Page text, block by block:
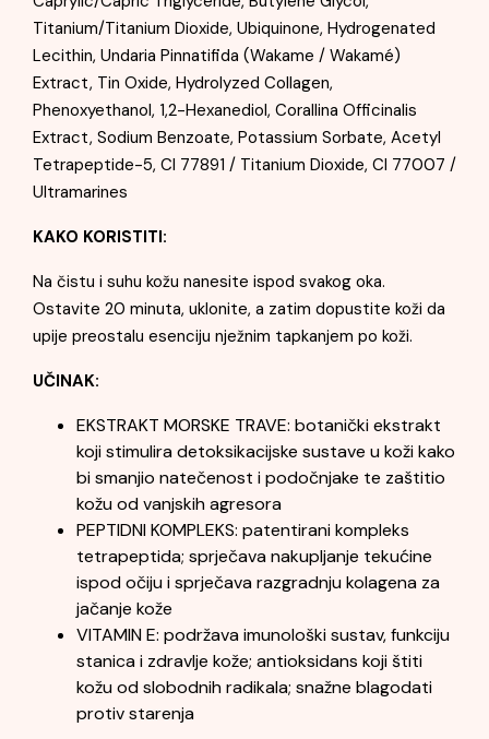
Titanium/Titanium Dioxide, Ubiquinone, Hydrogenated
Lecithin, Undaria Pinnatifida (Wakame / Wakamé)
Extract, Tin Oxide, Hydrolyzed Collagen,
Phenoxyethanol, 1,2-Hexanediol, Corallina Officinalis
Extract, Sodium Benzoate, Potassium Sorbate, Acetyl
Tetrapeptide-5, CI 77891 / Titanium Dioxide, CI 77007 /
Ultramarines
KAKO KORISTITI:
Na čistu i suhu kožu nanesite ispod svakog oka.
Ostavite 20 minuta, uklonite, a zatim dopustite koži da
upije preostalu esenciju nježnim tapkanjem po koži.
UČINAK:
EKSTRAKT MORSKE TRAVE: botanički ekstrakt
koji stimulira detoksikacijske sustave u koži kako
bi smanjio natečenost i podočnjake te zaštitio
kožu od vanjskih agresora
PEPTIDNI KOMPLEKS: patentirani kompleks
tetrapeptida; sprječava nakupljanje tekućine
ispod očiju i sprječava razgradnju kolagena za
jačanje kože
VITAMIN E: podržava imunološki sustav, funkciju
stanica i zdravlje kože; antioksidans koji štiti
kožu od slobodnih radikala; snažne blagodati
protiv starenja